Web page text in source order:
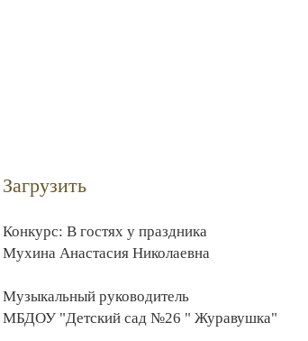
Загрузить
Конкурс: В гостях у праздника
Мухина Анастасия Николаевна
Музыкальный руководитель
МБДОУ "Детский сад №26 " Журавушка"